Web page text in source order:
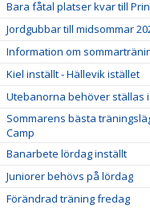
Bara fåtal platser kvar till
Jordgubbar till midsommar
Information om
Kiel inställt - Hällevik istället
Utebanorna behöver ställas
Sommarens bästa
Camp
Banarbete lördag inställt
Juniorer behövs på lördag
Förändrad träning fredag